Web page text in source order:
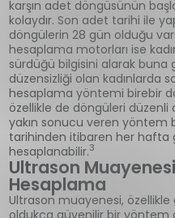
karşın adet döngüsünün
kolaydır. Son adet tarihi ile
döngülerin 28 gün olduğu
hesaplama motorları ise
sürdüğü bilgisini alarak
düzensizliği olan kadınlarda
hesaplama yöntemi birebir
özellikle de döngüleri
yakın sonucu veren yöntem
tarihinden itibaren her hafta
hesaplanabilir.3
Ultrason
Hesaplama
Ultrason muayenesi,
oldukça güvenilir bir yöntem